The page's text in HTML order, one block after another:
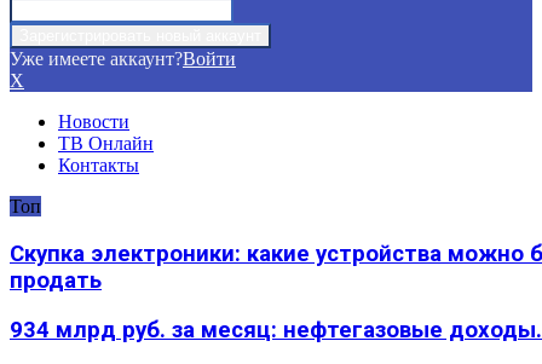
Уже имеете аккаунт?Войти
X
Новости
ТВ Онлайн
Контакты
Топ
Скупка электроники: какие устройства можно
продать
934 млрд руб. за месяц: нефтегазовые